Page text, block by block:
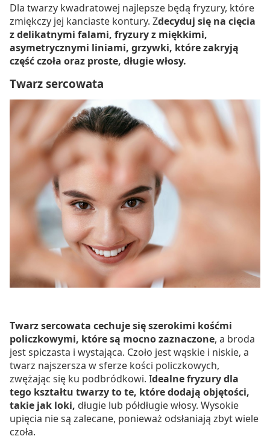
Dla twarzy kwadratowej najlepsze będą fryzury, które
zmiękczy jej kanciaste kontury. Zdecyduj się na cięcia
z delikatnymi falami, fryzury z miękkimi,
asymetrycznymi liniami, grzywki, które zakryją
część czoła oraz proste, długie włosy.
Twarz sercowata
Twarz sercowata cechuje się szerokimi kośćmi
policzkowymi, które są mocno zaznaczone, a broda
jest spiczasta i wystająca. Czoło jest wąskie i niskie, a
twarz najszersza w sferze kości policzkowych,
zwężając się ku podbródkowi. Idealne fryzury dla
tego kształtu twarzy to te, które dodają objętości,
takie jak loki, długie lub półdługie włosy. Wysokie
upięcia nie są zalecane, ponieważ odsłaniają zbyt wiele
czoła.